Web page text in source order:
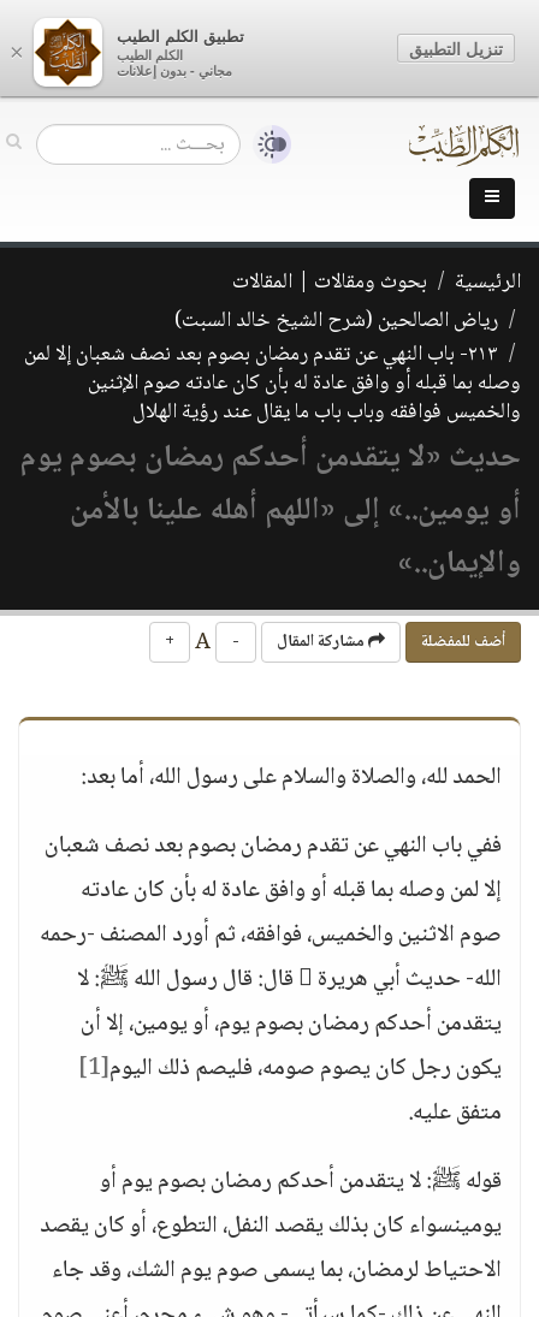
الرئيسية
بحوث ومقالات | المقالات
رياض الصالحين (شرح الشيخ خالد السبت)
٢١٣- باب النهي عن تقدم رمضان بصوم بعد نصف شعبان إلا لمن
وصله بما قبله أو وافق عادة له بأن كان عادته صوم الإثنين
والخميس فوافقه وباب باب ما يقال عند رؤية الهلال
حديث «لا يتقدمن أحدكم رمضان بصوم يوم
أو يومين..» إلى «اللهم أهله علينا بالأمن
والإيمان..»
أضف للمفضلة مشاركة المقال -
+
الحمد لله، والصلاة والسلام على رسول الله، أما بعد:
ففي باب النهي عن تقدم رمضان بصوم بعد نصف شعبان
إلا لمن وصله بما قبله أو وافق عادة له بأن كان عادته
صوم الاثنين والخميس، فوافقه، ثم أورد المصنف -رحمه
الله- حديث أبي هريرة  قال: قال رسول الله ﷺ: لا
يتقدمن أحدكم رمضان بصوم يوم، أو يومين، إلا أن
يكون رجل كان يصوم صومه، فليصم ذلك اليوم[1]
متفق عليه.
قوله ﷺ: لا يتقدمن أحدكم رمضان بصوم يوم أو
يومينسواء كان بذلك يقصد النفل، التطوع، أو كان يقصد
الاحتياط لرمضان، بما يسمى صوم يوم الشك، وقد جاء
×
تطبيق الكلم الطيب
الكلم الطيب
مجاني - بدون إعلانات
تنزيل التطبيق